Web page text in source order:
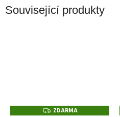
Související produkty
ZZDARMA